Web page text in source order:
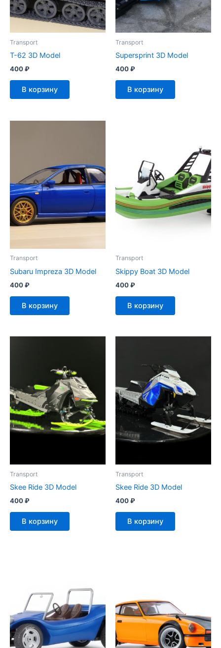
Transport
T-62 3D Model
400₽
В корзину
Transport
Supersprint 3D Model
400₽
В корзину
Transport
Subaru Impreza 3D Model
400₽
В корзину
Transport
Skippy Boat 3D Model
400₽
В корзину
Transport
Skee Ride 3D Model
400₽
В корзину
Transport
Skee Ride 3D Model
400₽
В корзину